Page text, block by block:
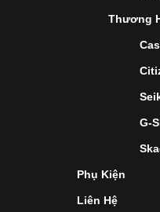
Thương
G-
Phụ Kiện
Liên Hệ